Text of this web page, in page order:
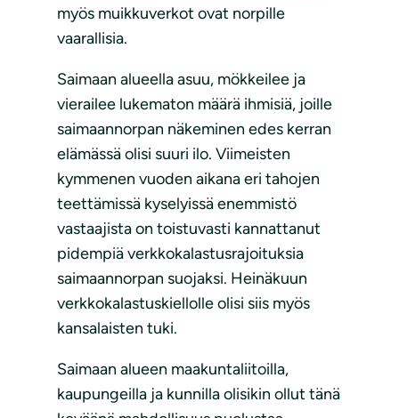
myös muikkuverkot ovat norpille
vaarallisia.
Saimaan alueella asuu, mökkeilee ja
vierailee lukematon määrä ihmisiä, joille
saimaannorpan näkeminen edes kerran
elämässä olisi suuri ilo. Viimeisten
kymmenen vuoden aikana eri tahojen
teettämissä kyselyissä enemmistö
vastaajista on toistuvasti kannattanut
pidempiä verkkokalastusrajoituksia
saimaannorpan suojaksi. Heinäkuun
verkkokalastuskiellolle olisi siis myös
kansalaisten tuki.
Saimaan alueen maakuntaliitoilla,
kaupungeilla ja kunnilla olisikin ollut tänä